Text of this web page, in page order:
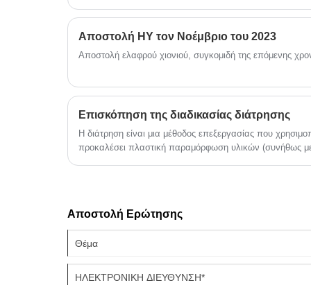
προϊόντων Gaming Keyboard που
σε ένα πλήρες σύστημα εφοδιαστικής
αλυσίδας και δυνατότητες έρευνας και
απαιτήσεις υψηλής ποιότητας
πληκτρολογίου των παγκόσμιων
αγοραστών, καθιστώντας μια αξιόπιστη
μάρκα συνεργασίας για πελάτες τόσο
εσωτερικό όσο και στο εξωτερικό.
Αποστολή HY τον Νοέμβριο του 2023
Αποστολή ελαφρού χιονιού, συγκομιδή της επόμενης
Επισκόπηση της διαδικασίας διάτρησης
Η διάτρηση είναι μια μέθοδος επεξεργασίας που
προκαλέσει πλαστική παραμόρφωση υλικών (συνήθως
Αποστολή Ερώτησης